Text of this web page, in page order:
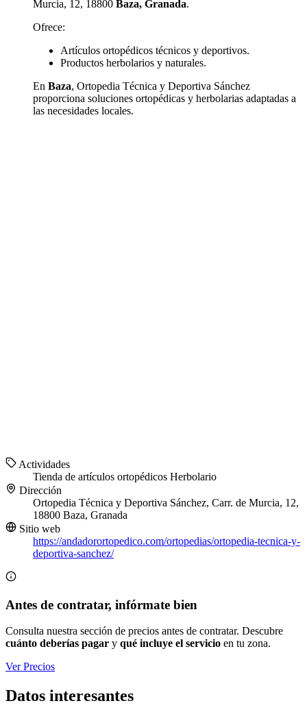
Murcia, 12, 18800 Baza, Granada.
Ofrece:
Artículos ortopédicos técnicos y deportivos.
Productos herbolarios y naturales.
En Baza, Ortopedia Técnica y Deportiva Sánchez
proporciona soluciones ortopédicas y herbolarias adaptadas a
las necesidades locales.
Actividades
Tienda de artículos ortopédicos Herbolario
Dirección
Ortopedia Técnica y Deportiva Sánchez, Carr. de Murcia, 12,
18800 Baza, Granada
Sitio web
https://andadorortopedico.com/ortopedias/ortopedia-tecnica-y-
deportiva-sanchez/
Antes de contratar, infórmate bien
Consulta nuestra sección de precios antes de contratar. Descubre
cuánto deberías pagar y qué incluye el servicio en tu zona.
Ver Precios
Datos interesantes